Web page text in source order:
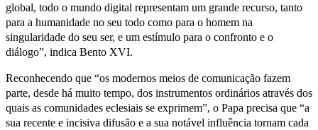
global, todo o mundo digital representam um grande recurso, tanto
para a humanidade no seu todo como para o homem na
singularidade do seu ser, e um estímulo para o confronto e o
diálogo”, indica Bento XVI.
Reconhecendo que “os modernos meios de comunicação fazem
parte, desde há muito tempo, dos instrumentos ordinários através dos
quais as comunidades eclesiais se exprimem”, o Papa precisa que “a
sua recente e incisiva difusão e a sua notável influência tornam cada